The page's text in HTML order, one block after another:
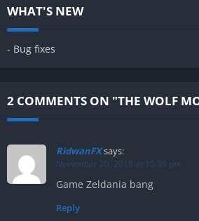
WHAT'S NEW
- Bug fixes
2 COMMENTS ON "THE WOLF
RidwanFXsays:
November 20, 2018 at 10:35 pm
Game Zeldania bang
Reply